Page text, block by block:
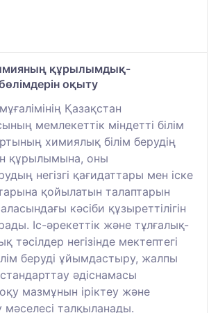
құрылымдық-
оқыту
Қазақстан
мемлекеттік міндетті білім
химиялық білім берудің
құрылымына, оны
негізгі қағидаттары мен іске
қойылатын талаптарын
кәсіби құзыреттілігін
Іс-әрекеттік және тұлғалық-
негізінде мектептегі
беруді ұйымдастыру, жалпы
стандарттау әдіснамасы
мазмұнын іріктеу және
талқыланады.